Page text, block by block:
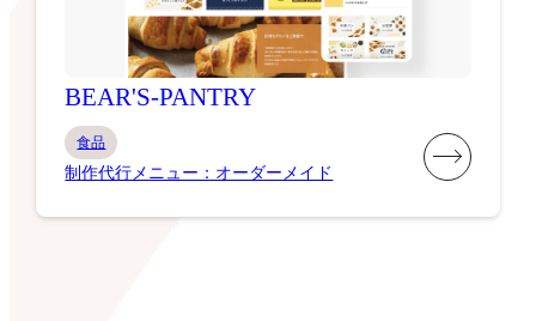
BEAR'S-PANTRY
食品
制作代行メニュー：オーダーメイド